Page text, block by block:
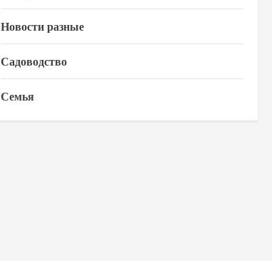
Новости разные
Садоводство
Семья